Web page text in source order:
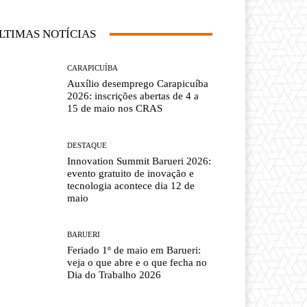
NOTÍCIAS
CARAPICUÍBA
Auxílio desemprego Carapicuíba
2026: inscrições abertas de 4 a
15 de maio nos CRAS
DESTAQUE
Innovation Summit Barueri 2026:
evento gratuito de inovação e
tecnologia acontece dia 12 de
maio
BARUERI
Feriado 1º de maio em Barueri:
veja o que abre e o que fecha no
Dia do Trabalho 2026